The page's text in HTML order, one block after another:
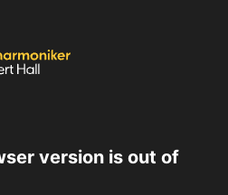
version is out of